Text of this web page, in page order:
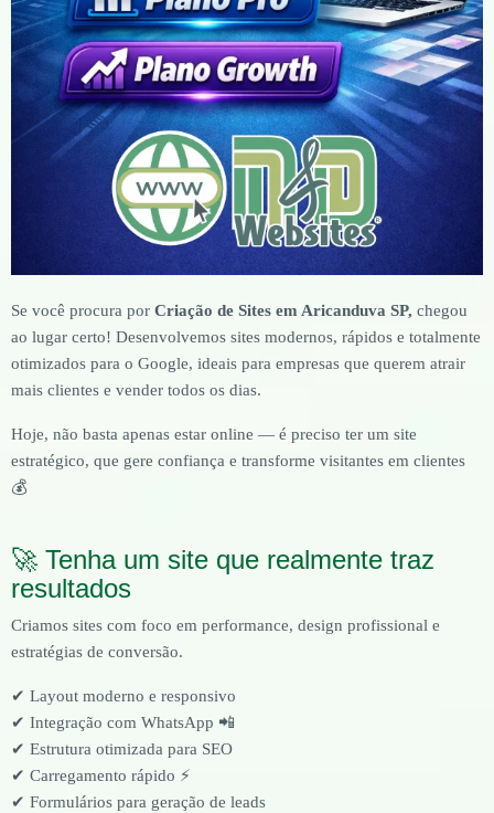
Se você procura por Criação de Sites em Aricanduva SP, chegou
ao lugar certo! Desenvolvemos sites modernos, rápidos e totalmente
otimizados para o Google, ideais para empresas que querem atrair
mais clientes e vender todos os dias.
Hoje, não basta apenas estar online — é preciso ter um site
estratégico, que gere confiança e transforme visitantes em clientes
💰
🚀 Tenha um site que realmente traz
resultados
Criamos sites com foco em performance, design profissional e
estratégias de conversão.
✔ Layout moderno e responsivo
✔ Integração com WhatsApp 📲
✔ Estrutura otimizada para SEO
✔ Carregamento rápido ⚡
✔ Formulários para geração de leads